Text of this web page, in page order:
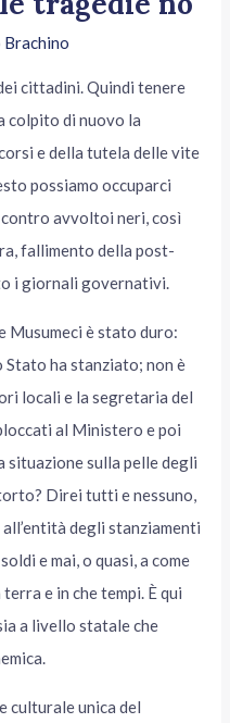
Brachino
cittadini. Quindi tenere
colpito di nuovo la
e della tutela delle vite
possiamo occuparci
contro avvoltoi neri, così
fallimento della post-
i giornali governativi.
è stato duro:
Stato ha stanziato; non è
locali e la segretaria del
al Ministero e poi
situazione sulla pelle degli
Direi tutti e nessuno,
degli stanziamenti
e mai, o quasi, a come
e in che tempi. È qui
a livello statale che
culturale unica del